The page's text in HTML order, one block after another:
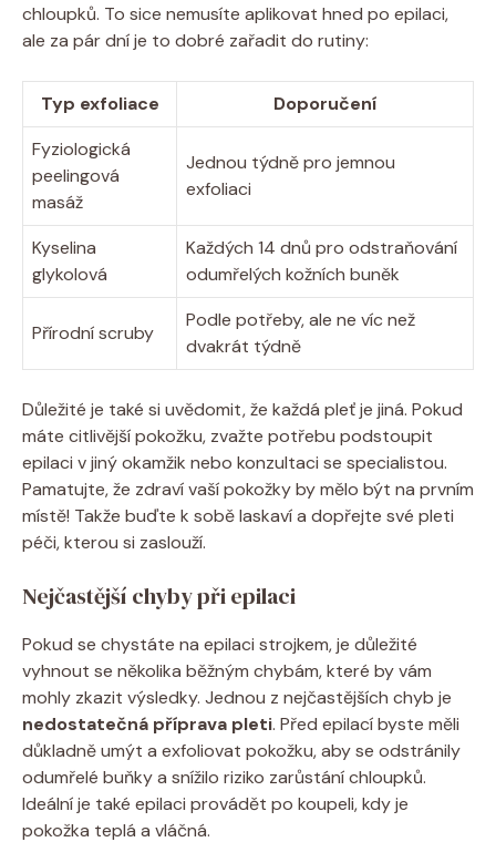
chloupků. To sice nemusíte ⁣aplikovat hned⁢ po epilaci,
ale za pár⁤ dní je ‍to dobré zařadit do rutiny:
Typ ⁣exfoliace
Doporučení
Fyziologická
peelingová​
masáž
Jednou týdně pro ‌jemnou ​
exfoliaci
Kyselina
glykolová
Každých 14 dnů pro odstraňování
odumřelých kožních buněk
Přírodní scruby
Podle potřeby, ale ne víc než
dvakrát ‌týdně
Důležité je také⁣ si uvědomit, že⁣ každá​ pleť je jiná. Pokud‍
máte citlivější pokožku,⁢ zvažte⁤ potřebu podstoupit⁤
epilaci v jiný​ okamžik nebo konzultaci se specialistou.
Pamatujte, že zdraví vaší pokožky‌ by mělo být‌ na prvním
místě! Takže ⁣buďte k ⁤sobě ‌laskaví a ‌dopřejte své pleti
péči, kterou si zaslouží.
Nejčastější chyby při epilaci
Pokud se ‍chystáte ‌na epilaci strojkem, je ⁣důležité
vyhnout se‌ několika ⁤běžným ‌chybám, které by vám
mohly ​zkazit výsledky. Jednou z nejčastějších‍ chyb ⁣je
nedostatečná příprava⁤ pleti. Před epilací byste měli
důkladně umýt a exfoliovat pokožku,​ aby se odstránily
odumřelé ⁣buňky a snížilo ⁤riziko zarůstání chloupků.⁣
Ideální je⁣ také epilaci provádět po koupeli, kdy je
pokožka teplá a⁤ vláčná.